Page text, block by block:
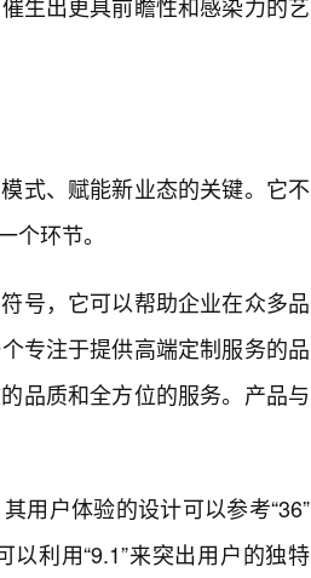
式、赋能新业态的关键。它不
环节。
号，它可以帮助企业在众多品
专注于提供高端定制服务的品
品质和全方位的服务。产品与
用户体验的设计可以参考“36”
利用“9.1”来突出用户的独特